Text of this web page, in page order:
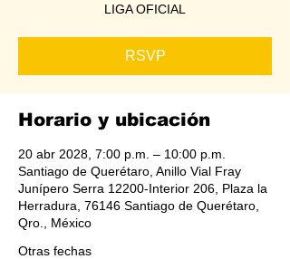
LIGA OFICIAL
RSVP
Horario y ubicación
20 abr 2028, 7:00 p.m. – 10:00 p.m.
Santiago de Querétaro, Anillo Vial Fray
Junípero Serra 12200-Interior 206, Plaza la
Herradura, 76146 Santiago de Querétaro,
Qro., México
Otras fechas